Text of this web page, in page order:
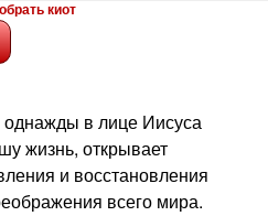
киот
в лице Иисуса
жизнь, открывает
и восстановления
всего мира.